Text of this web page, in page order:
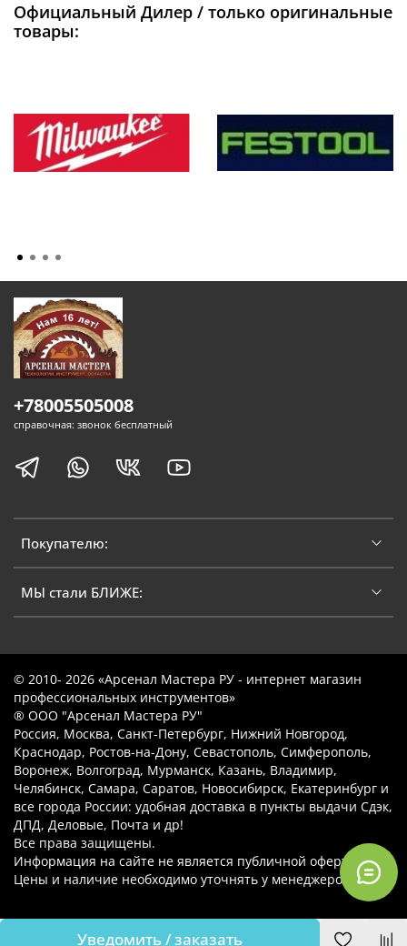
Уведомить / заказать
Официальный Дилер / только оригинальные
товары:
Покупателю:
МЫ стали БЛИЖЕ:
+78005505008
справочная: звонок бесплатный
© 2010- 2026 «Арсенал Мастера РУ - интернет магазин
профессиональных инструментов»
® ООО "Арсенал Мастера РУ"
Россия, Москва, Санкт-Петербург, Нижний Новгород,
Краснодар, Ростов-на-Дону, Севастополь, Симферополь,
Воронеж, Волгоград, Мурманск, Казань, Владимир,
Челябинск, Самара, Саратов, Новосибирск, Екатеринбург и
все города России: удобная доставка в пункты выдачи Сдэк,
ДПД, Деловые, Почта и др!
Все права защищены.
Информация на сайте не является публичной офертой.
Цены и наличие необходимо уточнять у менеджеров.